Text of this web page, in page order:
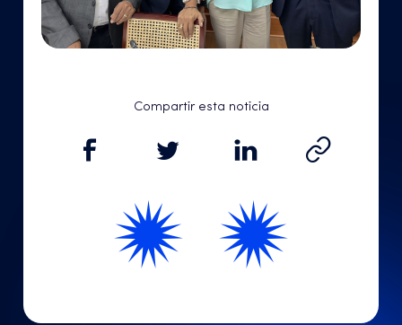
Compartir esta noticia